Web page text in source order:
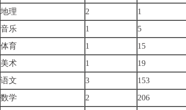
地理
2
1
音乐
1
5
体育
1
15
美术
1 19
语文 3
153
数学
2
206